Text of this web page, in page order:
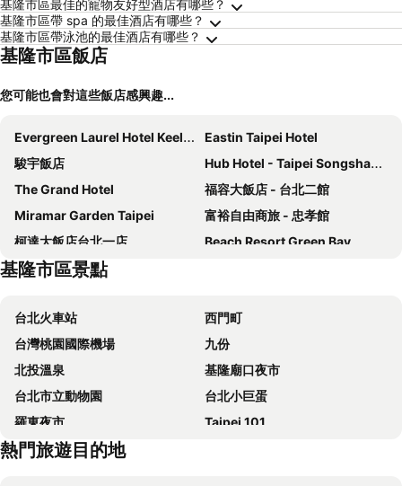
基隆市區最佳的寵物友好型酒店有哪些？
基隆市區帶 spa 的最佳酒店有哪些？
基隆市區帶泳池的最佳酒店有哪些？
基隆市區飯店
您可能也會對這些飯店感興趣...
Evergreen Laurel Hotel Keelung
Eastin Taipei Hotel
駿宇飯店
Hub Hotel - Taipei Songshan Airport
The Grand Hotel
福容大飯店 - 台北二館
Miramar Garden Taipei
富裕自由商旅 - 忠孝館
柯達大飯店台北一店
Beach Resort Green Bay
FX Hotel Taipei Nanjing East Road Branch
Forte Hotel Xizhi
Beauty Hotels Taipei - Hotel Bchic
首都大飯店 - 松山館
Brother Hotel
Hotel Gracery Taipei
Just Palace
苓旅松山館 Lininn Tapei Arena
台北福華大飯店
宜家商旅
Huada Hotel
北都大飯店
基隆市區景點
台北火車站
西門町
台灣桃園國際機場
九份
北投溫泉
基隆廟口夜市
台北市立動物園
台北小巨蛋
羅東夜市
Taipei 101
南港站覽館
熱門旅遊目的地